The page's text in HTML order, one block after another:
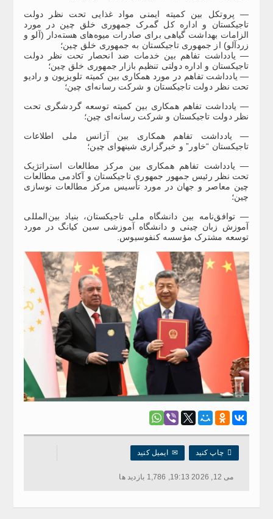
— پروتکل بین کمیته ایمنی مواد غذایی تحت نظر دولت
تاجیکستان و اداره کل گمرک جمهوری خلق چین در مورد
الزامات بهداشت گیاهی برای صادرات میوه‌های هسته‌دار (آلو و
زردآلو) از جمهوری تاجیکستان به جمهوری خلق چین؛
— یادداشت تفاهم بین خدمات ضد انحصار تحت نظر دولت
تاجیکستان و اداره دولتی تنظیم بازار جمهوری خلق چین؛
— یادداشت تفاهم در مورد همکاری بین کمیته تلویزیون و رادیو
تحت نظر دولت تاجیکستان و شرکت رسانه‌ای چین؛
— یادداشت تفاهم همکاری بین کمیته توسعه گردشگری تحت
نظر دولت تاجیکستان و شرکت رسانه‌ای چین؛
— یادداشت تفاهم همکاری بین آژانس ملی اطلاعات
تاجیکستان “خاور” و خبرگزاری شینهوای چین؛
— یادداشت تفاهم همکاری بین مرکز مطالعات استراتژیک
تحت نظر رئیس جمهور جمهوری تاجیکستان و آکادمی مطالعات
چین معاصر و جهان در مورد تأسیس مرکز مطالعات نوسازی
چین؛
— توافق‌نامه بین دانشگاه ملی تاجیکستان، بنیاد بین‌المللی
آموزش زبان چینی و دانشگاه آموزشی سین کیانگ در مورد
توسعه مشترک مؤسسه کنفوسیوس.
 چاپ کنید ✉ایمیل کنید
می 12, 2026 19:13, 1,786 بازدید ها